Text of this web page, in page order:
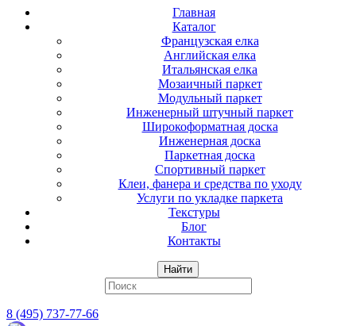
Главная
Каталог
Французская елка
Английская елка
Итальянская елка
Мозаичный паркет
Модульный паркет
Инженерный штучный паркет
Широкоформатная доска
Инженерная доска
Паркетная доска
Спортивный паркет
Клеи, фанера и средства по уходу
Услуги по укладке паркета
Текстуры
Блог
Контакты
Найти
8 (495) 737-77-66